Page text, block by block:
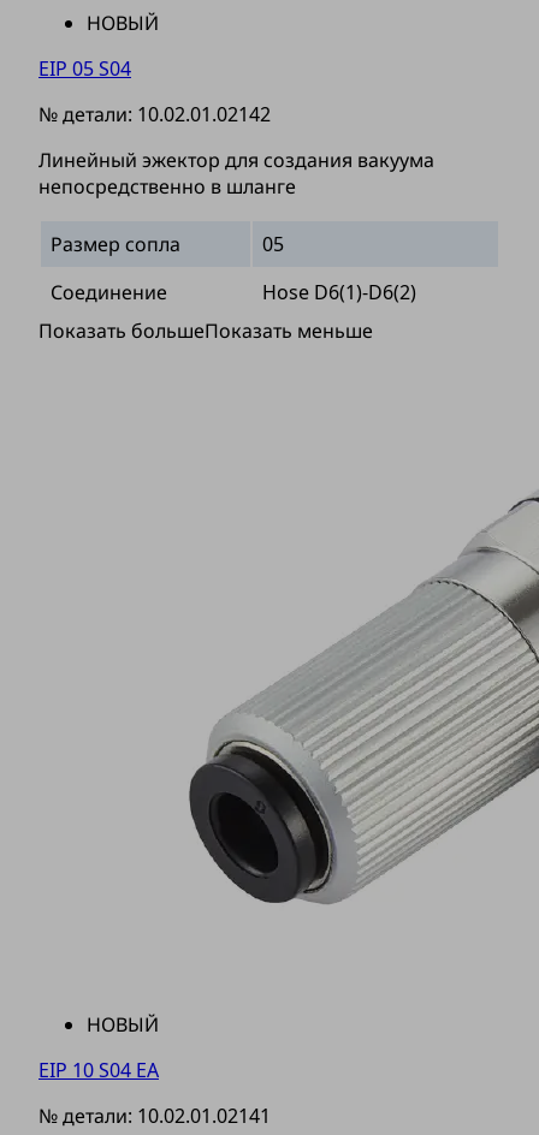
НОВЫЙ
EIP 05 S04
№ детали: 10.02.01.02142
Линейный эжектор для создания вакуума
непосредственно в шланге
Размер сопла
05
Соединение
Hose D6(1)-D6(2)
Показать большеПоказать меньше
НОВЫЙ
EIP 10 S04 EA
№ детали: 10.02.01.02141